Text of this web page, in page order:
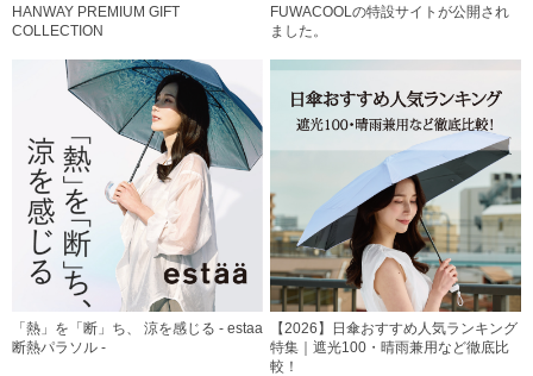
HANWAY PREMIUM GIFT
COLLECTION
FUWACOOLの特設サイトが公開され
ました。
「熱」を「断」ち、 涼を感じる - estaa
断熱パラソル -
【2026】日傘おすすめ人気ランキング
特集｜遮光100・晴雨兼用など徹底比
較！